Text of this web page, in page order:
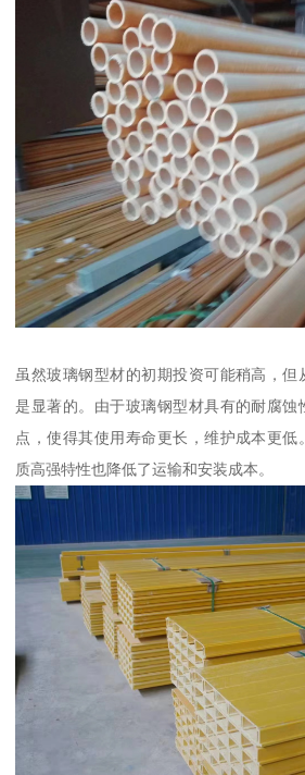
虽然玻璃钢型材的初期投资可能稍高，但
是显著的。由于玻璃钢型材具有的耐腐蚀
点，使得其使用寿命更长，维护成本更低
质高强特性也降低了运输和安装成本。